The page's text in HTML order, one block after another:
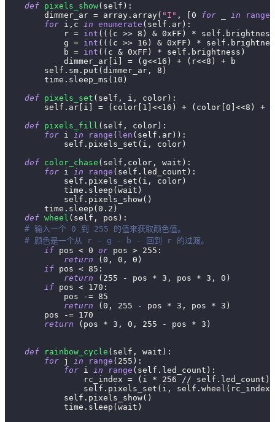
def pixels_show( self ) :
        dimmer_ar
= array . array( "I" , [0 for in range
for i , c in enumerate ( self . ar) :
            r
= int ( ( ( c >> 8 ) & 0xFF ) * self . brightness
            g
= int ( ( ( c >> 16 ) & 0xFF ) * self .
            b
= int ( ( c & 0xFF ) * self . brightness )
            dimmer_ar
[ i ] = (g<<16 ) + ( r<<8 ) + b
        self
. sm . put (dimmer_ar , 8 )
        time
. sleep_ms ( 10 )
def pixels_set ( self , i , color) :
        self
. ar [ i ] = ( color [ 1 ] <<16 ) + ( color [0 ] <<8 ) +
def pixels_fill ( self , color) :
for i in range ( len ( self . ar) ) :
            self
. pixels_set ( i , color)
def color_chase ( self , color , wait ) :
for i in range ( self . led_count ) :
            self
. pixels_set ( i , color)
            time
. sleep (wait )
            self
. pixels_show( )
        time
. sleep (0.2 )
def wheel ( self , pos ) :
# 输入一个 0 到 255 的值来获取颜色值。
# 颜色是一个从 r - g - b - 回到 r 的过渡。
if pos < 0 or pos > 255 :
return
(0 , 0 , 0 )
if pos < 85 :
return
( 255 - pos * 3 , pos * 3 , 0 )
if pos < 170 :
            pos
-= 85
return
(0 , 255 - pos * 3 , pos * 3 )
        pos
-= 170
return
( pos * 3 , 0 , 255 - pos * 3 )
def rainbow_cycle ( self , wait ) :
for j in range ( 255 ) :
for i in range ( self . led_count ) :
                rc_index
= ( i * 256 // self . led_count )
                self
. pixels_set ( i , self . wheel ( rc_index
            self
. pixels_show( )
            time
. sleep (wait )